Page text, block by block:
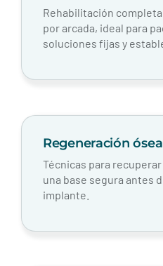
Rehabilitación
por arcada, ideal para
soluciones fijas y
Regeneración ósea
Técnicas para
una base segura antes
implante.